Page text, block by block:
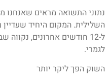
נתוני התשואה מראים שאנחנו
השלילית. המקום היחיד
ל-12 חודשים אחרונים,
לגמרי.
השוק הפך ליקר יותר